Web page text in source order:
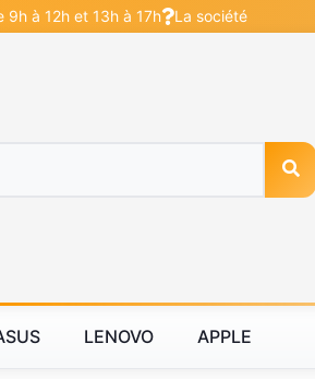
à 12h et 13h à 17h La société
LENOVO APPLE